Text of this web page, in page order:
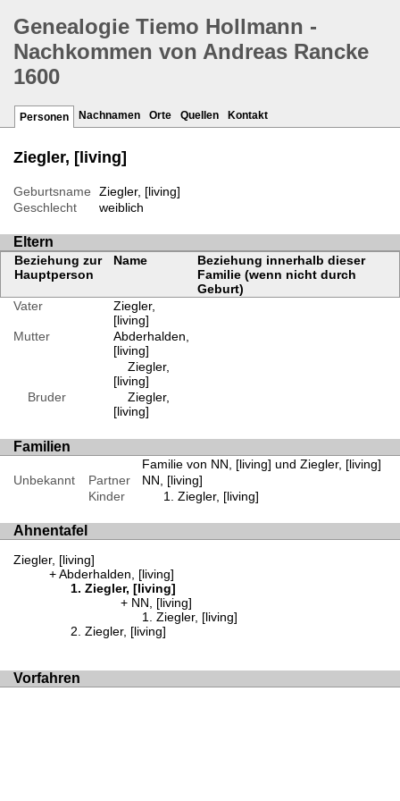
Genealogie Tiemo Hollmann -
Nachkommen von Andreas Rancke
1600
Personen Nachnamen Orte Quellen Kontakt
Ziegler, [living]
Geburtsname
Ziegler, [living]
Geschlecht
weiblich
Eltern
Beziehung zur
Hauptperson
Name
Beziehung innerhalb dieser
Familie (wenn nicht durch
Geburt)
Vater
Ziegler,
[living]
Mutter
Abderhalden,
[living]
Ziegler,
[living]
Bruder
Ziegler,
[living]
Familien
Familie von NN, [living] und Ziegler, [living]
Unbekannt
Partner
NN, [living]
Kinder
Ziegler, [living]
Ahnentafel
Ziegler, [living]
Abderhalden, [living]
Ziegler, [living]
NN, [living]
Ziegler, [living]
Ziegler, [living]
Vorfahren